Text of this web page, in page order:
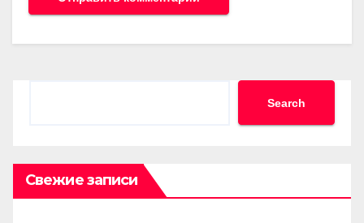
Search
Свежие записи